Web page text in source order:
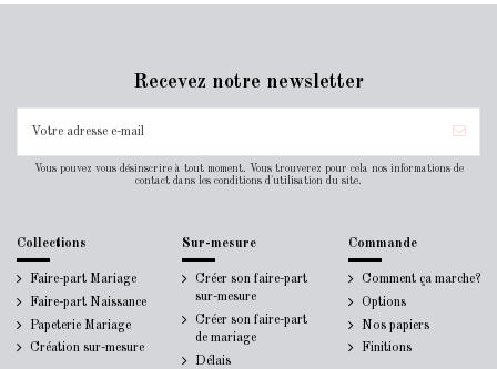
Recevez notre newsletter
Vous pouvez vous désinscrire à tout moment. Vous trouverez pour cela nos informations de
contact dans les conditions d'utilisation du site.
Collections
Faire-part Mariage
Faire-part Naissance
Papeterie Mariage
Création sur-mesure
Sur-mesure
Créer son faire-part
sur-mesure
Créer son faire-part
de mariage
Délais
Commande
Comment ça marche?
Options
Nos papiers
Finitions